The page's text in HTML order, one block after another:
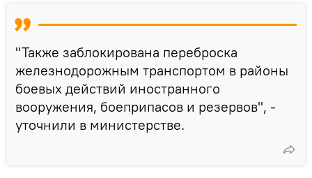
"Также заблокирована переброска
железнодорожным транспортом в районы
боевых действий иностранного
вооружения, боеприпасов и резервов", -
уточнили в министерстве.